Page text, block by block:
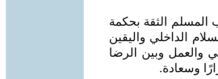
المسلم الثقة بحكمة
الداخلي واليقين
والعمل وبين الرضا
وسعادة.